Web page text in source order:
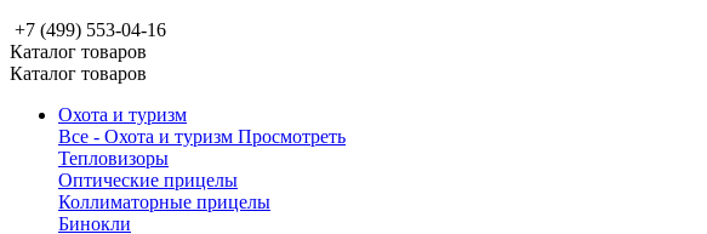
+7 (499) 553-04-16
Каталог товаров
Каталог товаров
Охота и туризм
Все - Охота и туризм Просмотреть
Тепловизоры
Оптические прицелы
Коллиматорные прицелы
Бинокли